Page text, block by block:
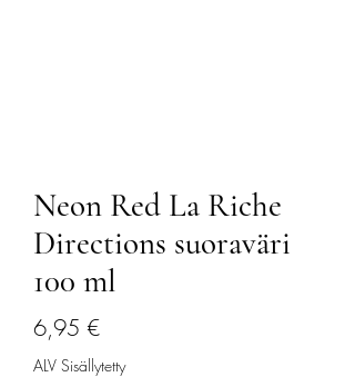
Neon Red La Riche
Directions suoraväri
100 ml
6,95 €Hinta
ALV Sisällytetty